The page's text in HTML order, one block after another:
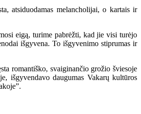
atsiduodamas melancholijai, o kartais ir
eigą, turime pabrėžti, kad jie visi turėjo
išgyvena. To išgyvenimo stiprumas ir
romantiško, svaiginančio grožio šviesoje
išgyvendavo daugumas Vakarų kultūros